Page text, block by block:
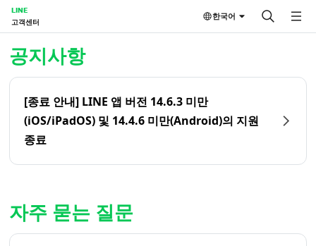
LINE
고객센터
한국어
공지사항
[종료 안내] LINE 앱 버전 14.6.3 미만
(iOS/iPadOS) 및 14.4.6 미만(Android)의 지원
종료
자주 묻는 질문